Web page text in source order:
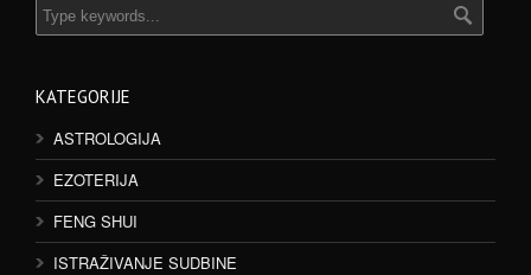
KATEGORIJE
ASTROLOGIJA
EZOTERIJA
FENG SHUI
ISTRAŽIVANJE SUDBINE